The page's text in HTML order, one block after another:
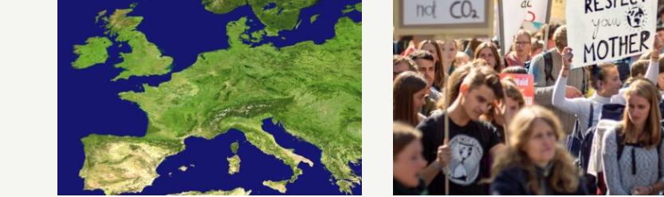
L’energia della pace La Cop26 di Glasgow